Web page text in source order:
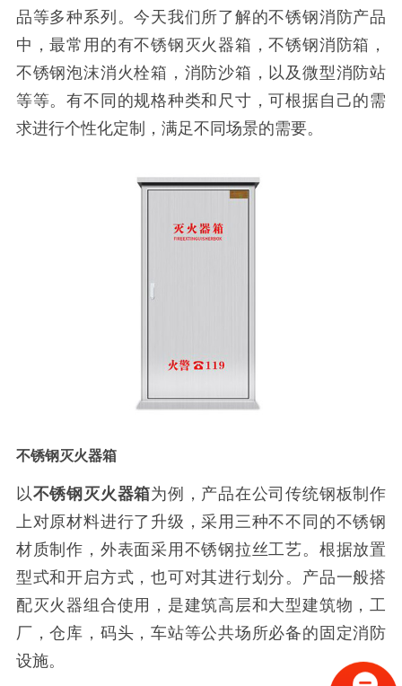
品等多种系列。今天我们所了解的不锈钢消防产品
中，最常用的有不锈钢灭火器箱，不锈钢消防箱，
不锈钢泡沫消火栓箱，消防沙箱，以及微型消防站
等等。有不同的规格种类和尺寸，可根据自己的需
求进行个性化定制，满足不同场景的需要。
不锈钢灭火器箱
以不锈钢灭火器箱为例，产品在公司传统钢板制作
上对原材料进行了升级，采用三种不不同的不锈钢
材质制作，外表面采用不锈钢拉丝工艺。根据放置
型式和开启方式，也可对其进行划分。产品一般搭
配灭火器组合使用，是建筑高层和大型建筑物，工
厂，仓库，码头，车站等公共场所必备的固定消防
设施。